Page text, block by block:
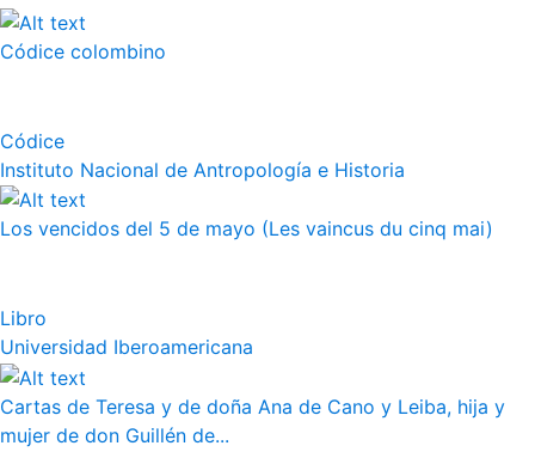
Códice colombino
Códice
Instituto Nacional de Antropología e Historia
Los vencidos del 5 de mayo (Les vaincus du cinq mai)
Libro
Universidad Iberoamericana
Cartas de Teresa y de doña Ana de Cano y Leiba, hija y
mujer de don Guillén de...